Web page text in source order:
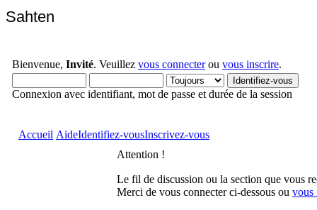
Sahten
Bienvenue, Invité. Veuillez vous connecterou vous inscrire.
Connexion avec identifiant, mot de passe et durée de la session
Accueil AideIdentifiez-vousInscrivez-vous
Attention !
Le fil de discussion ou la section que vous
Merci de vous connecter ci-dessous ou vous